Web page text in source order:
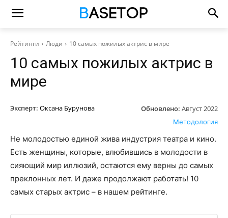
Рейтинги Люди 10 самых пожилых актрис в мире
10 самых пожилых актрис в
мире
Эксперт: Оксана Бурунова Обновлено: Август 2022
Методология
Не молодостью единой жива индустрия театра и кино.
Есть женщины, которые, влюбившись в молодости в
сияющий мир иллюзий, остаются ему верны до самых
преклонных лет. И даже продолжают работать! 10
самых старых актрис – в нашем рейтинге.